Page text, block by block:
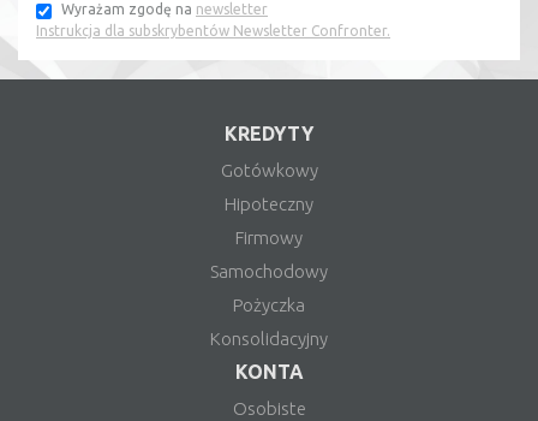
Wyrażam zgodę na newsletter
Instrukcja dla subskrybentów Newsletter Confronter.
KREDYTY
Gotówkowy
Hipoteczny
Firmowy
Samochodowy
Pożyczka
Konsolidacyjny
KONTA
Osobiste